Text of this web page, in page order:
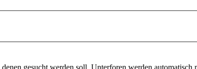
gesucht werden soll. Unterforen werden